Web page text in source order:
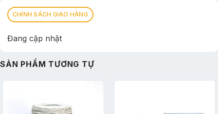
CHÍNH SÁCH GIAO HÀNG
Đang cập nhật
SẢN PHẨM TƯƠNG TỰ